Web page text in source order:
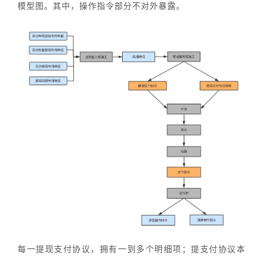
模型图。其中，操作指令部分不对外暴露。
每一提现支付协议，拥有一到多个明细项；提支付协议本